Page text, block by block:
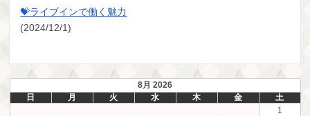
💝ライブインで働く魅力
(2024/12/1)
8月 2026
日
月 火 水 木 金 土
1